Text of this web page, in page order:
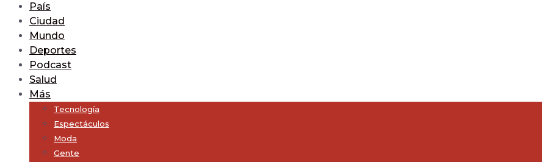
País
Ciudad
Mundo
Deportes
Podcast
Salud
Más
Tecnología
Espectáculos
Moda
Gente